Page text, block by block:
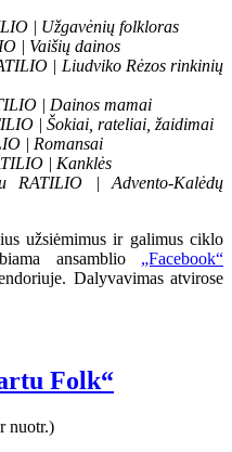
| Užgavėnių folkloras
| Vaišių dainos
| Liudviko Rėzos rinkinių
| Dainos mamai
| Šokiai, rateliai, žaidimai
| Romansai
| Kanklės
RATILIO | Advento-Kalėdų
užsiėmimus ir galimus ciklo
ansamblio „Facebook“
Dalyvavimas atvirose
Folk“